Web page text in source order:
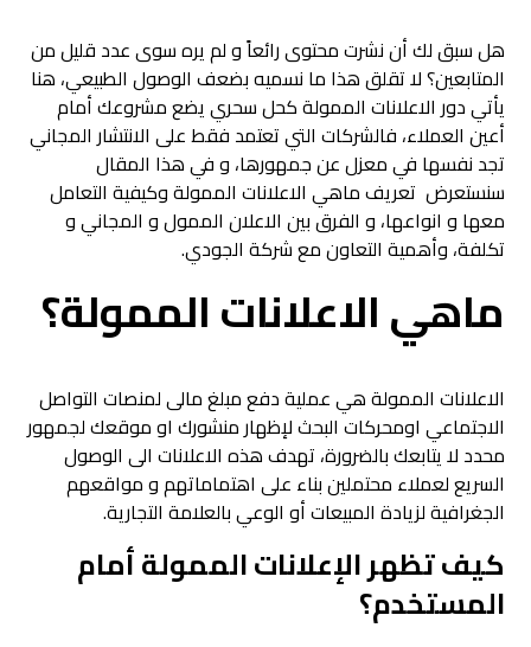
هل سبق لك أن نشرت محتوى رائعاً و لم يره سوى عدد قليل من
المتابعين؟ لا تقلق هذا ما نسميه بضعف الوصول الطبيعي، هنا
يأتي دور الاعلانات الممولة كحل سحري يضع مشروعك أمام
أعين العملاء، فالشركات التي تعتمد فقط على الانتشار المجاني
تجد نفسها في معزل عن جمهورها، و في هذا المقال
سنستعرض تعريف ماهي الاعلانات الممولة وكيفية التعامل
معها و انواعها، و الفرق بين الاعلان الممول و المجاني و
تكلفة، وأهمية التعاون مع شركة الجودي.
ماهي الاعلانات الممولة؟
الاعلانات الممولة هي عملية دفع مبلغ مالى لمنصات التواصل
الاجتماعي اومحركات البحث لإظهار منشورك او موقعك لجمهور
محدد لا يتابعك بالضرورة، تهدف هذه الاعلانات الى الوصول
السريع لعملاء محتملين بناء على اهتماماتهم و مواقعهم
الجغرافية لزيادة المبيعات أو الوعي بالعلامة التجارية.
كيف تظهر الإعلانات الممولة أمام
المستخدم؟